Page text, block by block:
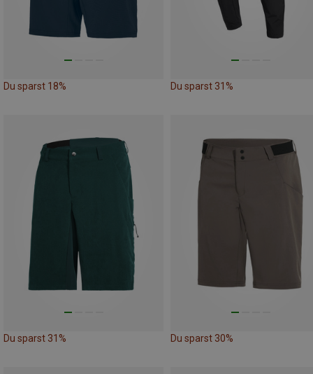
Du sparst 18% Du sparst 31%
Du sparst 31% Du sparst 30%